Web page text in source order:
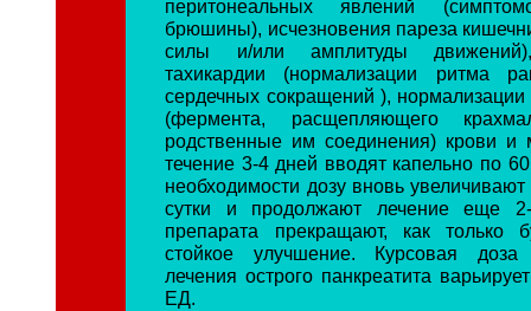
перитонеальных явлений
брюшины), исчезновения пареза
силы и/или амплитуды
тахикардии (нормализации ритма
сердечных сокращений ),
(фермента, расщепляющего
родственные им соединения) крови и
течение 3-4 дней вводят капельно по
необходимости дозу вновь
сутки и продолжают лечение еще
препарата прекращают, как только
стойкое улучшение. Курсовая доза
лечения острого панкреатита
ЕД.